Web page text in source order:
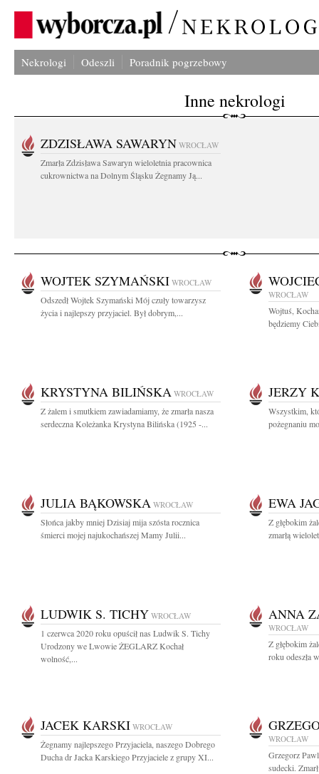
Nekrologi Odeszli Poradnik pogrzebowy
Inne nekrologi
ZDZISŁAWA SAWARYN WROCŁAW
Zmarła Zdzisława Sawaryn wieloletnia pracownica
cukrownictwa na Dolnym Śląsku Żegnamy Ją...
WOJTEK SZYMAŃSKI WROCŁAW
Odszedł Wojtek Szymański Mój czuły towarzysz
życia i najlepszy przyjaciel. Był dobrym,...
WROCŁAW
Wojtuś,
będziemy
KRYSTYNA BILIŃSKA WROCŁAW
Z żalem i smutkiem zawiadamiamy, że zmarła nasza
serdeczna Koleżanka Krystyna Bilińska (1925 -...
JERZY
Wszystkim,
pożegnaniu
JULIA BĄKOWSKA WROCŁAW
Słońca jakby mniej Dzisiaj mija szósta rocznica
śmierci mojej najukochańszej Mamy Julii...
EWA
Z głębokim
zmarłą
LUDWIK S. TICHY WROCŁAW
1 czerwca 2020 roku opuścił nas Ludwik S. Tichy
Urodzony we Lwowie ŻEGLARZ Kochał
wolność,...
ANNA
WROCŁAW
Z głębokim
roku odeszła
JACEK KARSKI WROCŁAW
Żegnamy najlepszego Przyjaciela, naszego Dobrego
Ducha dr Jacka Karskiego Przyjaciele z grupy XI...
WROCŁAW
Grzegorz
sudecki.